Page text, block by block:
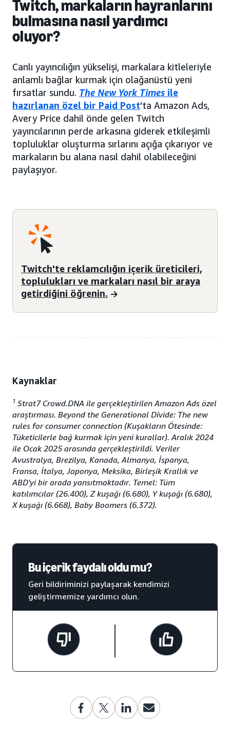
Twitch, markaların hayranlarını
bulmasına nasıl yardımcı
oluyor?
Canlı yayıncılığın yükselişi, markalara kitleleriyle
anlamlı bağlar kurmak için olağanüstü yeni
fırsatlar sundu. The New York Times ile
hazırlanan özel bir Paid Post'ta Amazon Ads,
Avery Price dahil önde gelen Twitch
yayıncılarının perde arkasına giderek etkileşimli
topluluklar oluşturma sırlarını açığa çıkarıyor ve
markaların bu alana nasıl dahil olabileceğini
paylaşıyor.
Twitch'te reklamcılığın içerik üreticileri,
toplulukları ve markaları nasıl bir araya
getirdiğini öğrenin.
Kaynaklar
1 Strat7 Crowd.DNA ile gerçekleştirilen Amazon Ads özel
araştırması. Beyond the Generational Divide: The new
rules for consumer connection (Kuşakların Ötesinde:
Tüketicilerle bağ kurmak için yeni kurallar). Aralık 2024
ile Ocak 2025 arasında gerçekleştirildi. Veriler
Avustralya, Brezilya, Kanada, Almanya, İspanya,
Fransa, İtalya, Japonya, Meksika, Birleşik Krallık ve
ABD'yi bir arada yansıtmaktadır. Temel: Tüm
katılımcılar (26.400), Z kuşağı (6.680), Y kuşağı (6.680),
X kuşağı (6.668), Baby Boomers (6.372).
Bu içerik faydalı oldu mu?
Geri bildiriminizi paylaşarak kendimizi
geliştirmemize yardımcı olun.